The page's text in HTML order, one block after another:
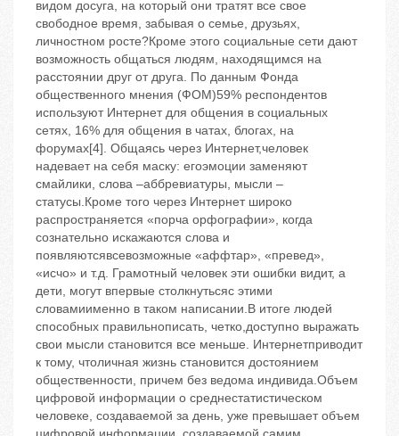
видом досуга, на который они тратят все свое
свободное время, забывая о семье, друзьях,
личностном росте?Кроме этого социальные сети дают
возможность общаться людям, находящимся на
расстоянии друг от друга. По данным Фонда
общественного мнения (ФОМ)59% респондентов
используют Интернет для общения в социальных
сетях, 16% для общения в чатах, блогах, на
форумах[4]. Общаясь через Интернет,человек
надевает на себя маску: егоэмоции заменяют
смайлики, слова –аббревиатуры, мысли –
статусы.Кроме того через Интернет широко
распространяется «порча орфографии», когда
сознательно искажаются слова и
появляютсявсевозможные «аффтар», «превед»,
«исчо» и т.д. Грамотный человек эти ошибки видит, а
дети, могут впервые столкнутьсяс этими
словамиименно в таком написании.В итоге людей
способных правильнописать, четко,доступно выражать
свои мысли становится все меньше. Интернетприводит
к тому, чтоличная жизнь становится достоянием
общественности, причем без ведома индивида.Объем
цифровой информации о среднестатистическом
человеке, создаваемой за день, уже превышает объем